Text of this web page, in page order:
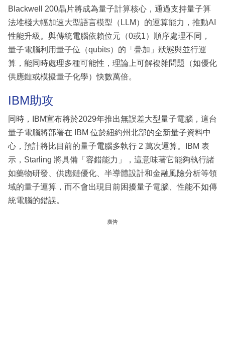
Blackwell 200晶片將成為量子計算核心，通過支持量子算
法堆棧大幅加速大型語言模型（LLM）的運算能力，推動AI
性能升級。與傳統電腦依賴位元（0或1）順序處理不同，
量子電腦利用量子位（qubits）的「疊加」狀態與並行運
算，能同時處理多種可能性，理論上可解複雜問題（如優化
供應鏈或模擬量子化學）快數萬倍。
IBM助攻
同時，IBM宣布將於2029年推出無誤差大型量子電腦，這台
量子電腦將部署在 IBM 位於紐約州北部的全新量子資料中
心，預計將比目前的量子電腦多執行 2 萬次運算。IBM 表
示，Starling 將具備「容錯能力」，這意味著它能夠執行諸
如藥物研發、供應鏈優化、半導體設計和金融風險分析等領
域的量子運算，而不會出現目前困擾量子電腦、性能不如傳
統電腦的錯誤。
廣告